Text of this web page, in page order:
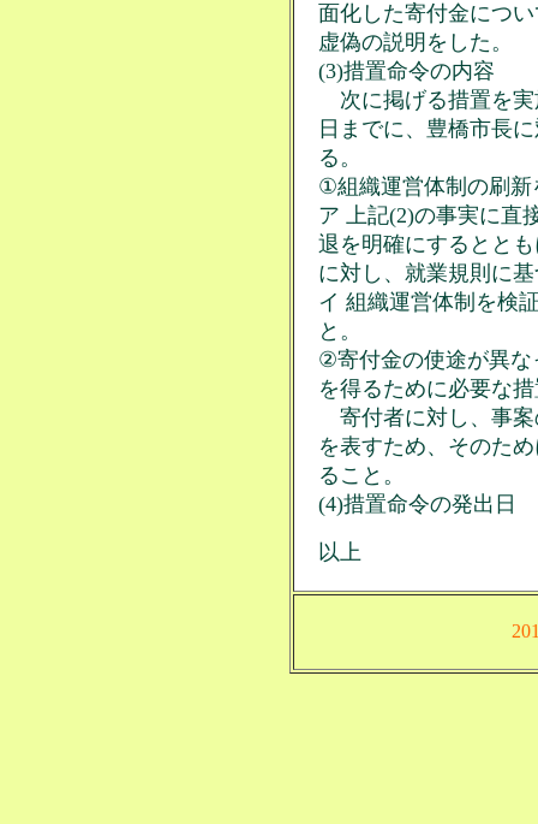
面化した寄付金につ
虚偽の説明をした。
(3)措置命令の内容
次に掲げる措置を実
日までに、豊橋市長
る。
①組織運営体制の刷新
ア 上記(2)の事実に直
退を明確にするとと
に対し、就業規則に
イ 組織運営体制を検
と。
②寄付金の使途が異な
を得るために必要な
寄付者に対し、事案
を表すため、そのた
ること。
(4)措置命令の発出
以上